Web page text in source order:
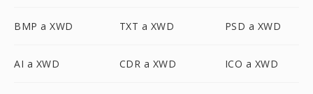
BMP a XWD TXT a XWD PSD a XWD
AI a XWD CDR a XWD ICO a XWD